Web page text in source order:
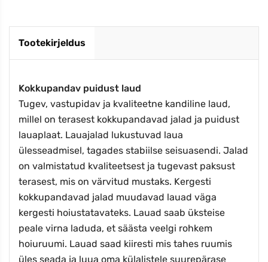
Tootekirjeldus
Kokkupandav puidust laud
Tugev, vastupidav ja kvaliteetne kandiline laud,
millel on terasest kokkupandavad jalad ja puidust
lauaplaat. Lauajalad lukustuvad laua
ülesseadmisel, tagades stabiilse seisuasendi. Jalad
on valmistatud kvaliteetsest ja tugevast paksust
terasest, mis on värvitud mustaks. Kergesti
kokkupandavad jalad muudavad lauad väga
kergesti hoiustatavateks. Lauad saab üksteise
peale virna laduda, et säästa veelgi rohkem
hoiuruumi. Lauad saad kiiresti mis tahes ruumis
üles seada ja luua oma külalistele suurepärase